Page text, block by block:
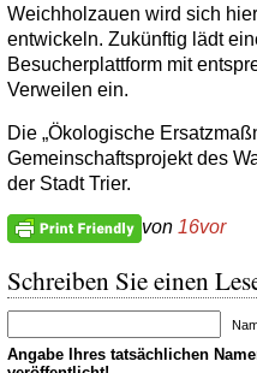
Weichholzauen wird sich
entwickeln. Zukünftig lädt
Besucherplattform mit
Verweilen ein.
Die „Ökologische
Gemeinschaftsprojekt des
der Stadt Trier.
von 16vor
Schreiben Sie einen
Angabe Ihres tatsächlichen